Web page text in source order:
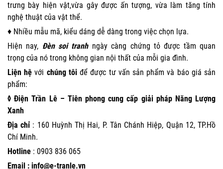
trưng bày hiện vật,vừa gây được ấn tượng, vừa làm tăng tính
nghệ thuật của vật thể.
♦ Nhiều mẫu mã, kiểu dáng dễ dàng trong việc chọn lựa.
Hiện nay, Đèn soi tranhngày càng chứng tỏ được tầm quan
trọng của nó trong không gian nội thất của mỗi gia đình.
Liện hệ với chúng tôi để được tư vấn sản phẩm và báo giá sản
phẩm:
◊ Điện Trần Lê – Tiên phong cung cấp giải pháp Năng Lượng
Xanh
Địa chỉ : 160 Huỳnh Thị Hai, P. Tân Chánh Hiệp, Quận 12, TP.Hồ
Chí Minh.
Hotline : 0903 836 065
Email : info@e-tranle.vn